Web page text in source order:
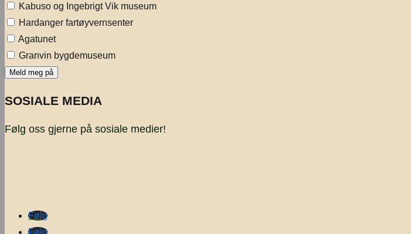
Kabuso og Ingebrigt Vik museum
Hardanger fartøyvernsenter
Agatunet
Granvin bygdemuseum
SOSIALE MEDIA
Følg oss gjerne på sosiale medier!
Følg
Følg